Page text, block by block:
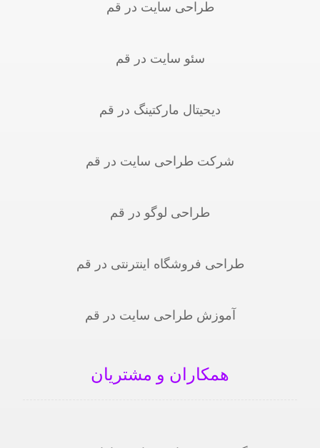
طراحی سایت در قم
سئو سایت در قم
دیحیتال مارکتینگ در قم
شرکت طراحی سایت در قم
طراحی لوگو در قم
طراحی فروشگاه اینترنتی در قم
آموزش طراحی سایت در قم
همکاران و مشتریان